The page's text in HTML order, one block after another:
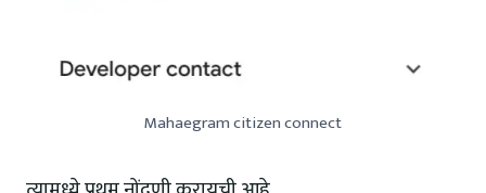
Mahaegram citizen connect